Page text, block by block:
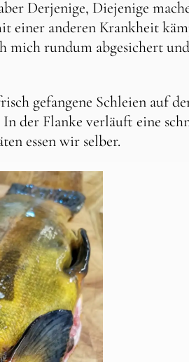
Derjenige, Diejenige
einer anderen Krankheit
rundum abgesichert
gefangene Schleien auf
der Flanke verläuft eine
essen wir selber.